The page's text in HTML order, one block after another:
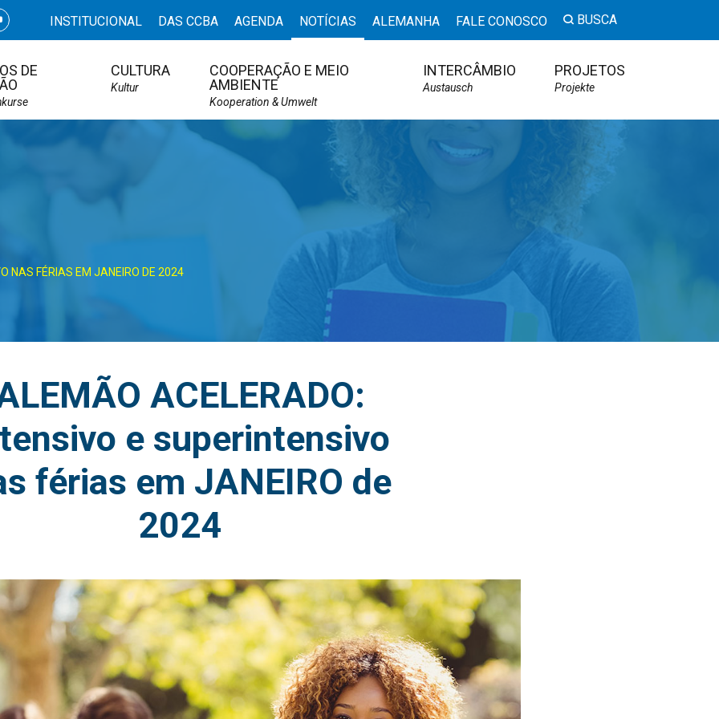
INSTITUCIONAL DAS CCBA AGENDA NOTÍCIAS ALEMANHA FALE CONOSCO BUSCA
DE
CULTURA
Kultur
COOPERAÇÃO E MEIO
AMBIENTE
Kooperation & Umwelt
INTERCÂMBIO
Austausch
PROJETOS
Projekte
NAS FÉRIAS EM JANEIRO DE 2024
ACELERADO:
e superintensivo
férias em JANEIRO de
2024